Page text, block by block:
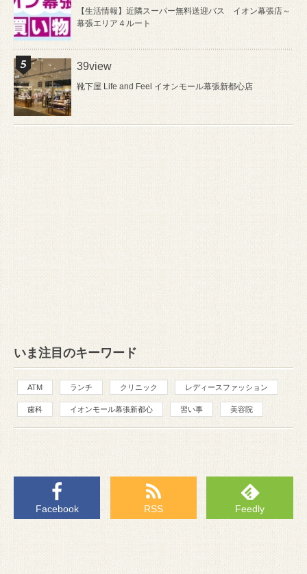
【生活情報】近隣スーパー無料送迎バス イオン幕張店～
幕張エリア４ルート
39view
靴下屋 Life and Feel イオンモール幕張新都心店
いま注目のキーワード
ATM ランチ クリニック レディースファッション
歯科 イオンモール幕張新都心 習い事 美容院
Facebook RSS Feedly